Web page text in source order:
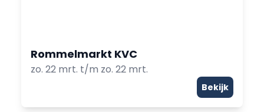
Rommelmarkt KVC
zo. 22 mrt. t/m zo. 22 mrt.
Bekijk